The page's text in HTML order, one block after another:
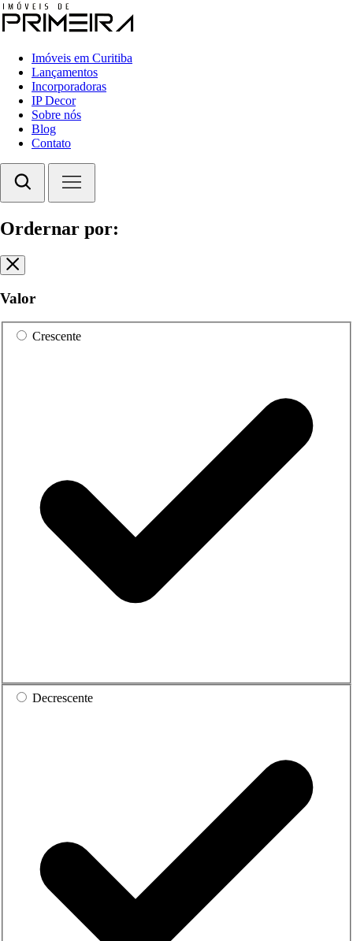
Imóveis em Curitiba
Lançamentos
Incorporadoras
IP Decor
Sobre nós
Blog
Contato
Ordernar por:
Valor
Crescente
Decrescente